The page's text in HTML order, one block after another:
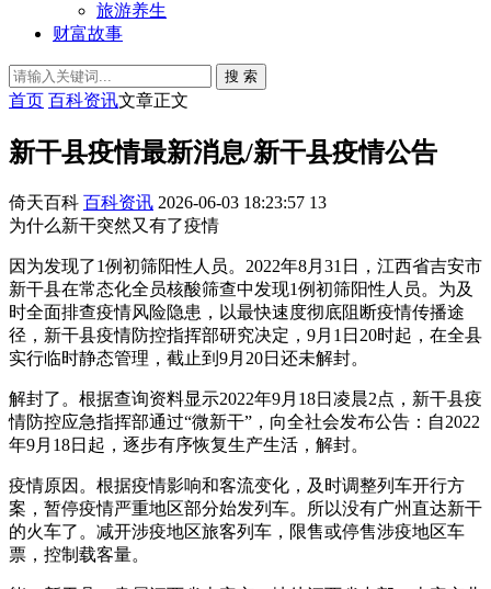
旅游养生
财富故事
搜 索
首页 百科资讯文章正文
新干县疫情最新消息/新干县疫情公告
倚天百科 百科资讯 2026-06-03 18:23:57 13
为什么新干突然又有了疫情
因为发现了1例初筛阳性人员。2022年8月31日，江西省吉安市
新干县在常态化全员核酸筛查中发现1例初筛阳性人员。为及
时全面排查疫情风险隐患，以最快速度彻底阻断疫情传播途
径，新干县疫情防控指挥部研究决定，9月1日20时起，在全县
实行临时静态管理，截止到9月20日还未解封。
解封了。根据查询资料显示2022年9月18日凌晨2点，新干县疫
情防控应急指挥部通过“微新干”，向全社会发布公告：自2022
年9月18日起，逐步有序恢复生产生活，解封。
疫情原因。根据疫情影响和客流变化，及时调整列车开行方
案，暂停疫情严重地区部分始发列车。所以没有广州直达新干
的火车了。减开涉疫地区旅客列车，限售或停售涉疫地区车
票，控制载客量。